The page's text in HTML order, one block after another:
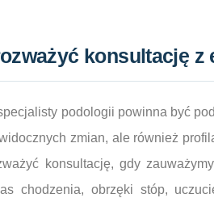
konsultację
podologii powinna być
zmian, ale również
konsultację, gdy
chodzenia, obrzęki stóp,